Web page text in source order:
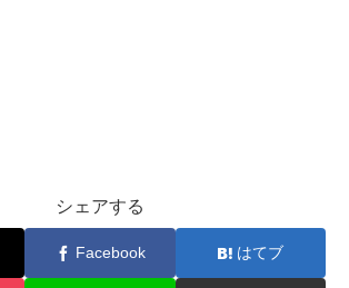
シェアする
Facebook はてブ